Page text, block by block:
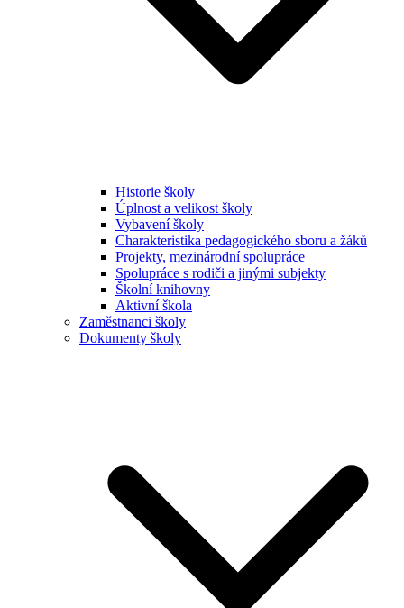
Historie školy
Úplnost a velikost školy
Vybavení školy
Charakteristika pedagogického sboru a žáků
Projekty, mezinárodní spolupráce
Spolupráce s rodiči a jinými subjekty
Školní knihovny
Aktivní škola
Zaměstnanci školy
Dokumenty školy